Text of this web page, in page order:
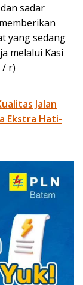
sadar
yang sedang
melalui Kasi
/ r)
Jalan
Ekstra Hati-